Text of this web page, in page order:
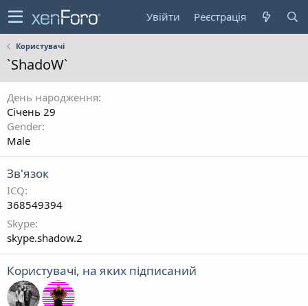
Увійти Реєстрація
Користувачі
`ShadoW`
День народження
Січень 29
Gender
Male
Зв'язок
ICQ
368549394
Skype
skype.shadow.2
Користувачі, на яких підписаний